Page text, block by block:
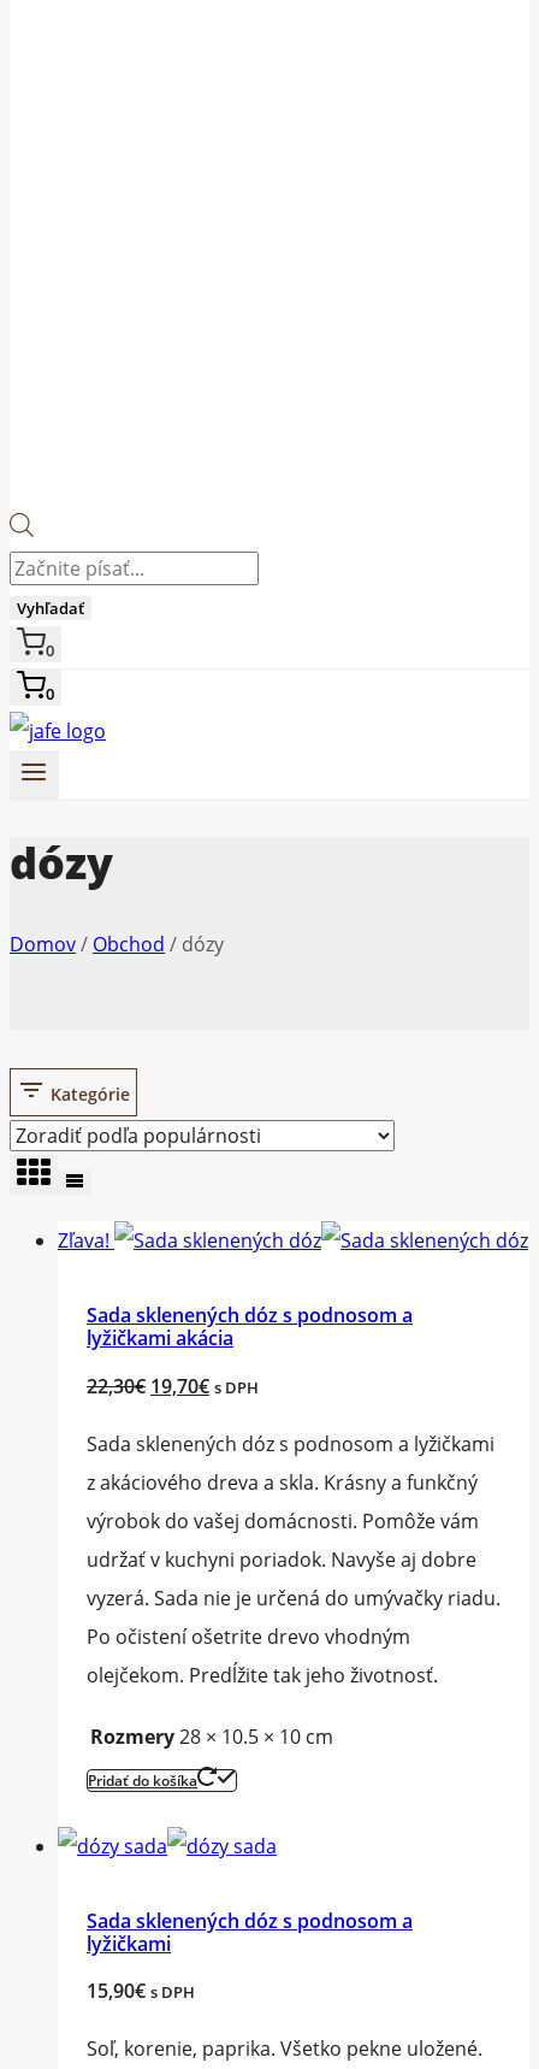
Products
search
Vyhľadať
0
0
dózy
Domov/ Obchod / dózy
Kategórie
Zľava!
Sada sklenených dóz s podnosom a
lyžičkami akácia
22,30€ Original
19,70€Current
is:
s DPH
Sada sklenených dóz s podnosom a lyžičkami
z akáciového dreva a skla. Krásny a funkčný
výrobok do vašej domácnosti. Pomôže vám
udržať v kuchyni poriadok. Navyše aj dobre
vyzerá. Sada nie je určená do umývačky riadu.
Po očistení ošetrite drevo vhodným
olejčekom. Predĺžite tak jeho životnosť.
Rozmery28 × 10.5 × 10 cm
Pridať do košíka
Sada sklenených dóz s podnosom a
lyžičkami
15,90€ s DPH
Soľ, korenie, paprika. Všetko pekne uložené.